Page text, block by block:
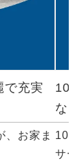
で充実
、お家ま
10
な
10
サ